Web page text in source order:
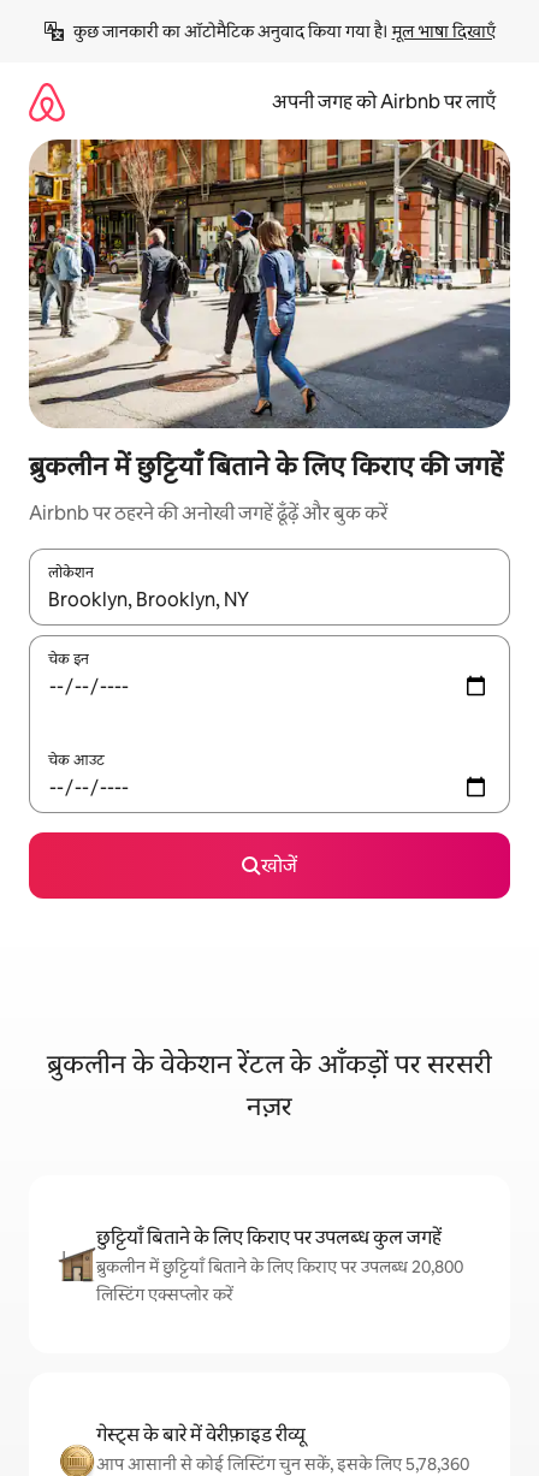
छोड़कर
कॉन्टेंट
कुछ जानकारी का ऑटोमैटिक अनुवाद किया गया है। मूल भाषा दिखाएँ
अपनी जगह को Airbnb पर लाएँ
ब्रुकलीन में छुट्टियाँ बिताने के लिए किराए की जगहें
Airbnb पर ठहरने की अनोखी जगहें ढूँढ़ें और बुक करें
लोकेशन
नतीजों के उपलब्ध होने पर, अप और डाउन 'ऐरो की' का इस्तेमाल करके नेविगेट
चेक इन
चेक आउट
खोजें
ब्रुकलीन के वेकेशन रेंटल के आँकड़ों पर सरसरी
नज़र
छुट्टियाँ बिताने के लिए किराए पर उपलब्ध कुल जगहें
ब्रुकलीन में छुट्टियाँ बिताने के लिए किराए पर उपलब्ध 20,800
लिस्टिंग एक्सप्लोर करें
गेस्ट्स के बारे में वेरीफ़ाइड रीव्यू
आप आसानी से कोई लिस्टिंग चुन सकें, इसके लिए 5,78,360